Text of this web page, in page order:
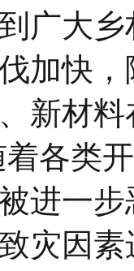
广大
加快
新材
各类
进一
灾因